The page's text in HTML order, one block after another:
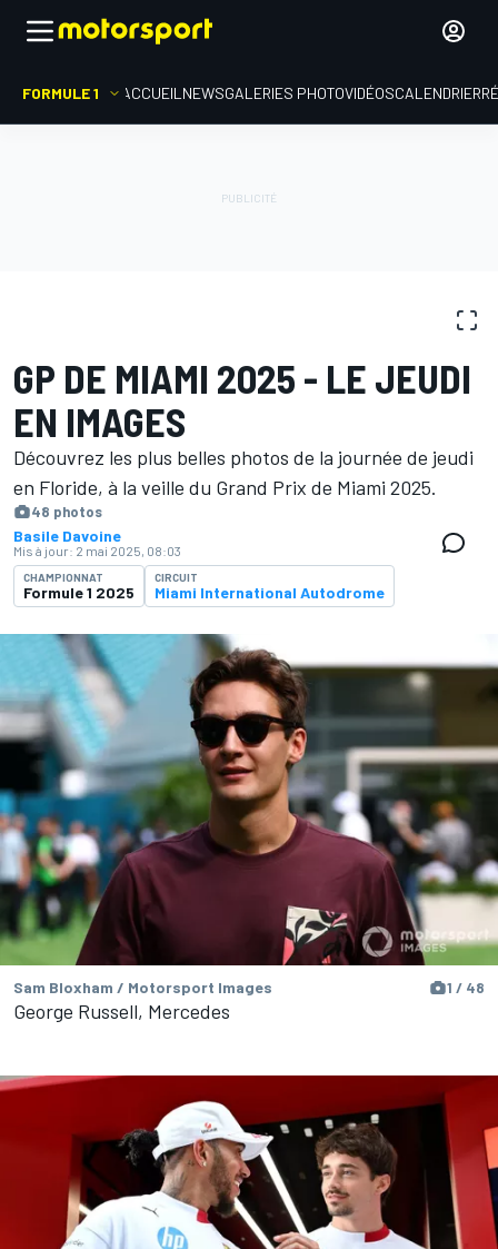
FORMULE 1 ACCUEIL NEWSGALERIES PHOTOVIDÉOSCALENDRIER
GP DE MIAMI 2025 - LE JEUDI
EN IMAGES
Découvrez les plus belles photos de la journée de jeudi
en Floride, à la veille du Grand Prix de Miami 2025.
48 photos
Basile Davoine
Mis à jour: 2 mai 2025, 08:03
CHAMPIONNAT
Formule 1 2025
CIRCUIT
Miami International Autodrome
Sam Bloxham / Motorsport Images 1 / 48
George Russell, Mercedes